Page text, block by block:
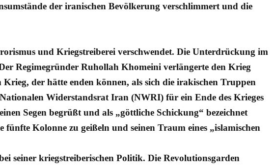
der iranischen Bevölkerung verschlimmert und die
und Kriegstreiberei verschwendet. Die Unterdrückung im
Regimegründer Ruhollah Khomeini verlängerte den Krieg
der hätte enden können, als sich die irakischen Truppen
Widerstandsrat Iran (NWRI) für ein Ende des Krieges
Segen begrüßt und als „göttliche Schickung“ bezeichnet
Kolonne zu geißeln und seinen Traum eines „islamischen
seiner kriegstreiberischen Politik. Die Revolutionsgarden